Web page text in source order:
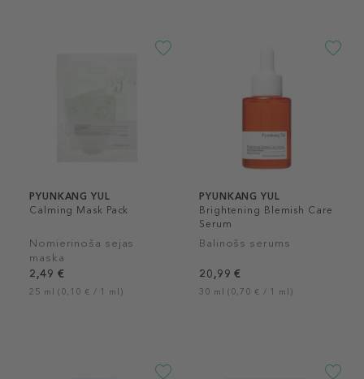
PYUNKANG YUL
Calming Mask Pack
Nomierinoša sejas
maska
2,49 €
25 ml (0,10 € / 1 ml)
PYUNKANG YUL
Brightening Blemish Care
Serum
Balinošs serums
20,99 €
30 ml (0,70 € / 1 ml)